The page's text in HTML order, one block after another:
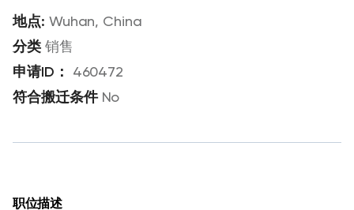
Wuhan, China
销售
460472
No
职位描述